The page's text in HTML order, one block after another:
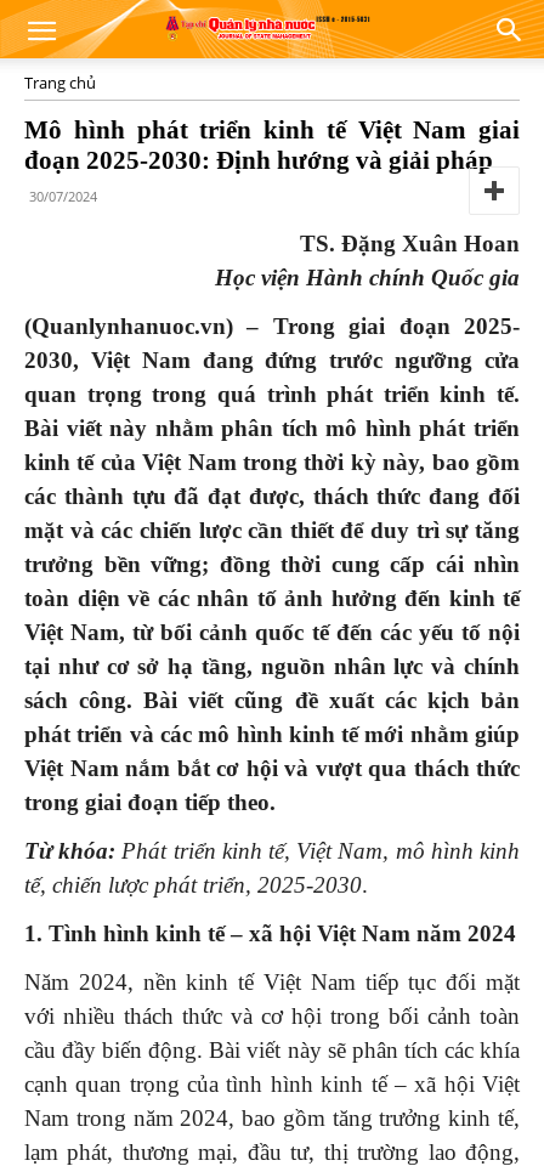
Trang chủ
Mô hình phát triển kinh tế Việt Nam giai
đoạn 2025-2030: Định hướng và giải pháp
30/07/2024
TS. Đặng Xuân Hoan
Học viện Hành chính Quốc gia
(Quanlynhanuoc.vn) – Trong giai đoạn 2025-
2030, Việt Nam đang đứng trước ngưỡng cửa
quan trọng trong quá trình phát triển kinh tế.
Bài viết này nhằm phân tích mô hình phát triển
kinh tế của Việt Nam trong thời kỳ này, bao gồm
các thành tựu đã đạt được, thách thức đang đối
mặt và các chiến lược cần thiết để duy trì sự tăng
trưởng bền vững; đồng thời cung cấp cái nhìn
toàn diện về các nhân tố ảnh hưởng đến kinh tế
Việt Nam, từ bối cảnh quốc tế đến các yếu tố nội
tại như cơ sở hạ tầng, nguồn nhân lực và chính
sách công. Bài viết cũng đề xuất các kịch bản
phát triển và các mô hình kinh tế mới nhằm giúp
Việt Nam nắm bắt cơ hội và vượt qua thách thức
trong giai đoạn tiếp theo.
Từ khóa: Phát triển kinh tế, Việt Nam, mô hình kinh
tế, chiến lược phát triển, 2025-2030.
1. Tình hình kinh tế – xã hội Việt Nam năm 2024
Năm 2024, nền kinh tế Việt Nam tiếp tục đối mặt
với nhiều thách thức và cơ hội trong bối cảnh toàn
cầu đầy biến động. Bài viết này sẽ phân tích các khía
cạnh quan trọng của tình hình kinh tế – xã hội Việt
Nam trong năm 2024, bao gồm tăng trưởng kinh tế,
lạm phát, thương mại, đầu tư, thị trường lao động,